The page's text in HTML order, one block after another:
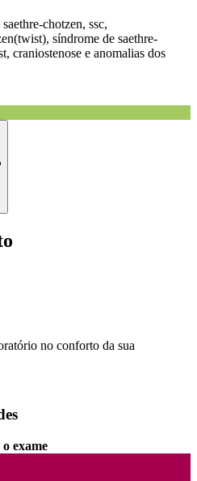
saethre-chotzen, ssc,
síndrome de saethre-
craniostenose e anomalias dos
no conforto da sua
exame